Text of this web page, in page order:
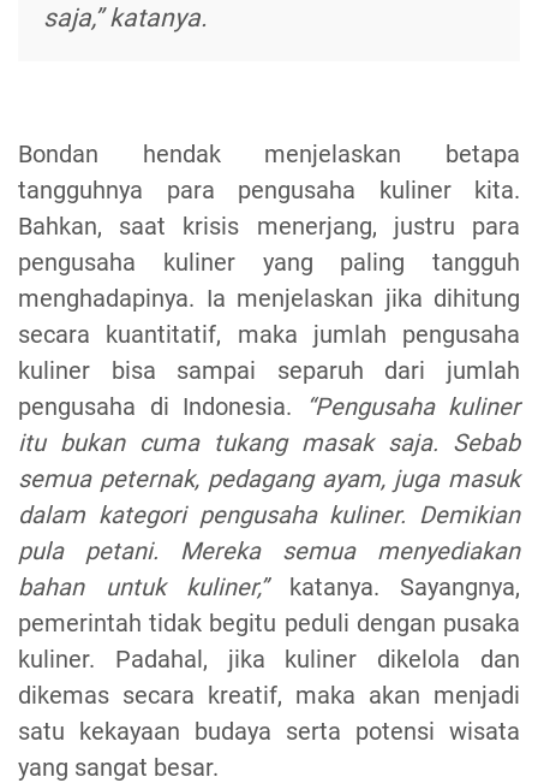
saja,”katanya.
Bondan hendak menjelaskan betapa
tangguhnya para pengusaha kuliner kita.
Bahkan, saat krisis menerjang, justru para
pengusaha kuliner yang paling tangguh
menghadapinya. Ia menjelaskan jika dihitung
secara kuantitatif, maka jumlah pengusaha
kuliner bisa sampai separuh dari jumlah
pengusaha di Indonesia.
“Pengusaha kuliner
itu bukan cuma tukang masak saja. Sebab
semua peternak, pedagang ayam, juga masuk
dalam kategori pengusaha kuliner. Demikian
pula petani. Mereka semua menyediakan
bahan untuk kuliner,”katanya. Sayangnya,
pemerintah tidak begitu peduli dengan pusaka
kuliner. Padahal, jika kuliner dikelola dan
dikemas secara kreatif, maka akan menjadi
satu kekayaan budaya serta potensi wisata
yang sangat besar.